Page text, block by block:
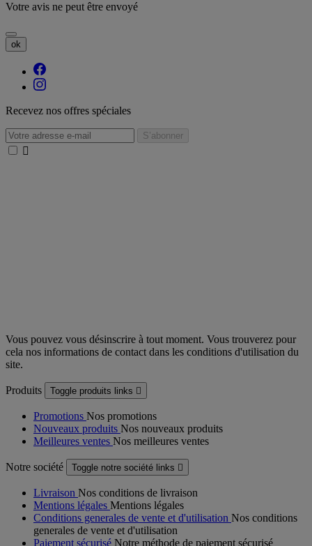
Votre avis ne peut être envoyé
ok
Recevez nos offres spéciales

Vous pouvez vous désinscrire à tout moment. Vous trouverez pour
cela nos informations de contact dans les conditions d'utilisation du
site.
Produits Toggle produits links 
Promotions Nos promotions
Nouveaux produits Nos nouveaux produits
Meilleures ventes Nos meilleures ventes
Notre société Toggle notre société links 
Livraison Nos conditions de livraison
Mentions légales Mentions légales
Conditions generales de vente et d'utilisation Nos conditions
generales de vente et d'utilisation
Paiement sécurisé Notre méthode de paiement sécurisé